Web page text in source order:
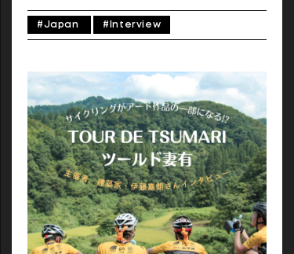
ス。タイムトライアルではないため、風景や地元
の人たちのもてなしを楽しむことができる。特筆
築家・サイクリストの伊藤嘉朗(いとうよしあき)
さん。前回に引き続き、伊藤さんに話を聞いた。
#Japan #Interview